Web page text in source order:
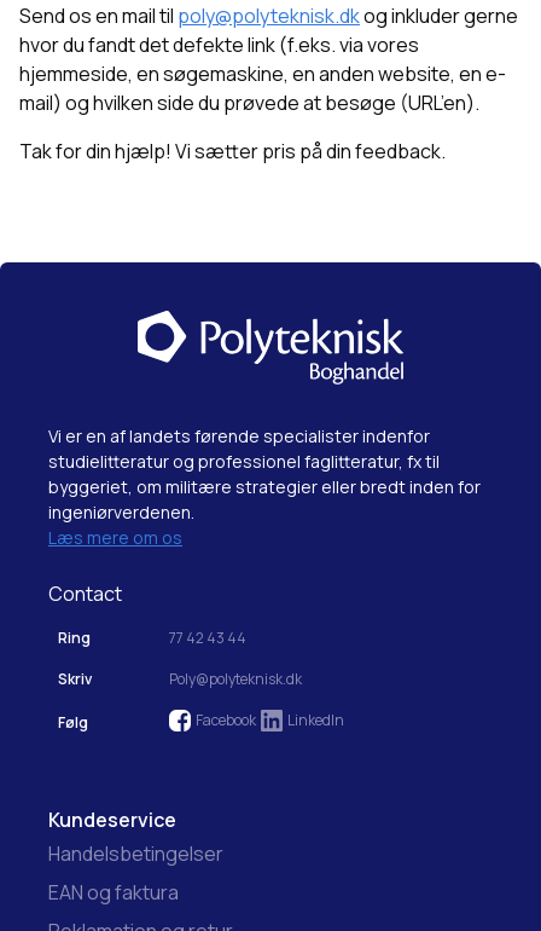
Send os en mail til poly@polyteknisk.dkog inkluder gerne
hvor du fandt det defekte link (f.eks. via vores
hjemmeside, en søgemaskine, en anden website, en e-
mail) og hvilken side du prøvede at besøge (URL’en).
Tak for din hjælp! Vi sætter pris på din feedback.
Vi er en af landets førende specialister indenfor
studielitteratur og professionel faglitteratur, fx til
byggeriet, om militære strategier eller bredt inden for
ingeniørverdenen.
Læs mere om os
Contact
Ring
77 42 43 44
Skriv
Poly@polyteknisk.dk
Følg Facebook LinkedIn
Kundeservice
Handelsbetingelser
EAN og faktura